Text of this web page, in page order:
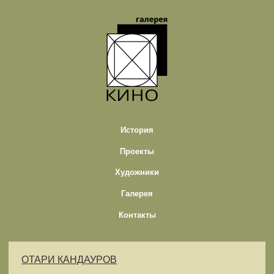
История
Проекты
Художники
Галерея
Контакты
ОТАРИ КАНДАУРОВ